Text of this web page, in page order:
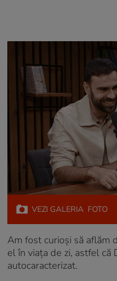
VEZI GALERIA FOTO
Am fost curioși să aflăm
el în viața de zi, astfel că
autocaracterizat.